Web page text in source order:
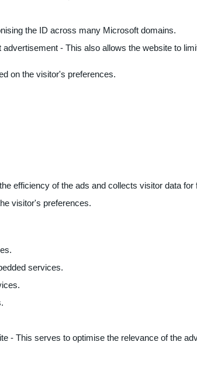
the ID across many Microsoft domains.
- This also allows the website to
on the visitor's preferences.
efficiency of the ads and collects visitor data for
visitor's preferences.
services.
- This serves to optimise the relevance of the